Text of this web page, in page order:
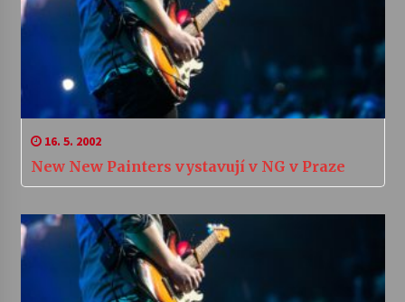
16. 5. 2002
New New Painters vystavují v NG v Praze